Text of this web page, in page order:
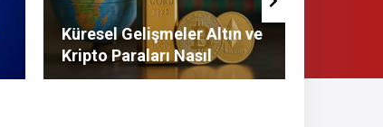
Küresel Gelişmeler Altın ve
Kripto Paraları Nasıl
Etkiliyor?